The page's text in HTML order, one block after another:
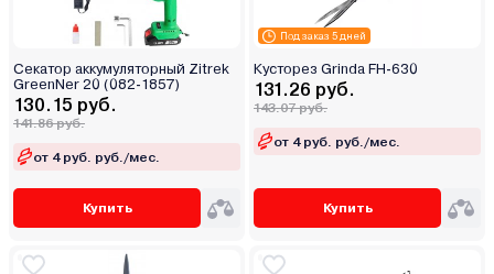
Секатор аккумуляторный Zitrek
GreenNer 20 (082-1857)
130.15 руб.
141.86 руб.
от 4 руб. руб./мес.
Купить
Под заказ 5 дней
Кусторез Grinda FH-630
131.26 руб.
143.07 руб.
от 4 руб. руб./мес.
Купить